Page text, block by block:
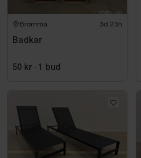
Bromma 3d 23h
Badkar
50 kr · 1 bud